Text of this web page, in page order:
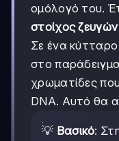
ομόλογό του.
στοίχος
Σε ένα
στο
χρωματίδες
DNA. Αυτό θα
💡 Βασικό: